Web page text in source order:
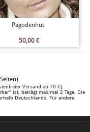
Pagodenhut
50,00 €
Versand ab 70 €).
ist, beträgt maximal 2 Tage. Die
Deutschlands. Für andere